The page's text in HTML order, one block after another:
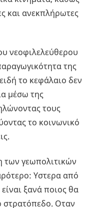
και ανεκπλήρωτες
νεοφιλελεύθερου
της
το κεφάλαιο δεν
μέσω της
τους
το κοινωνικό
των γεωπολιτικών
Υστερα από
ξανά ποιος θα
στρατόπεδο. Οταν